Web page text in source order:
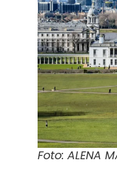
Foto: ALENA